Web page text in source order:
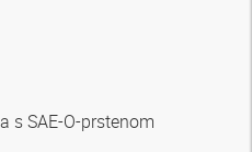
s SAE-O-prstenom